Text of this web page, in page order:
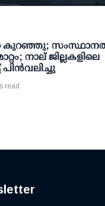
കുറഞ്ഞു;
നാല് ജില്ലകളിലെ
read